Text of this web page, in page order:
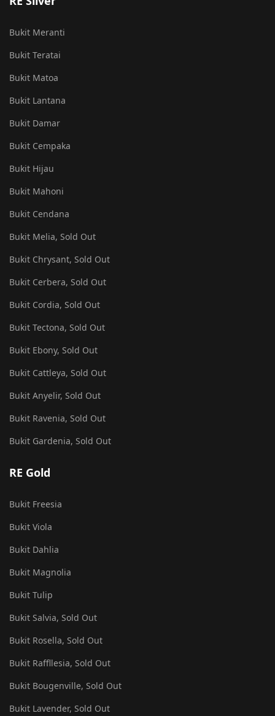
Bukit Meranti
Bukit Teratai
Bukit Matoa
Bukit Lantana
Bukit Damar
Bukit Cempaka
Bukit Hijau
Bukit Mahoni
Bukit Cendana
Bukit Melia, Sold Out
Bukit Chrysant, Sold Out
Bukit Cerbera, Sold Out
Bukit Cordia, Sold Out
Bukit Tectona, Sold Out
Bukit Ebony, Sold Out
Bukit Cattleya, Sold Out
Bukit Anyelir, Sold Out
Bukit Ravenia, Sold Out
Bukit Gardenia, Sold Out
RE Gold
Bukit Freesia
Bukit Viola
Bukit Dahlia
Bukit Magnolia
Bukit Tulip
Bukit Salvia, Sold Out
Bukit Rosella, Sold Out
Bukit Raffllesia, Sold Out
Bukit Bougenville, Sold Out
Bukit Lavender, Sold Out